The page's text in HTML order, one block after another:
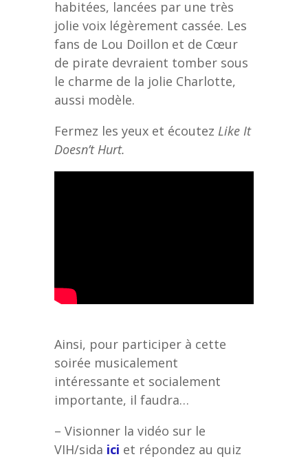
habitées, lancées par une très
jolie voix légèrement cassée. Les
fans de Lou Doillon et de Cœur
de pirate devraient tomber sous
le charme de la jolie Charlotte,
aussi modèle.
Fermez les yeux et écoutez Like It
Doesn’t Hurt.
Ainsi, pour participer à cette
soirée musicalement
intéressante et socialement
importante, il faudra…
– Visionner la vidéo sur le
VIH/sida ici et répondez au quiz